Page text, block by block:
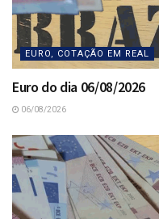
EURO, COTAÇÃO EM REAL
Euro do dia 06/08/2026
06/08/2026